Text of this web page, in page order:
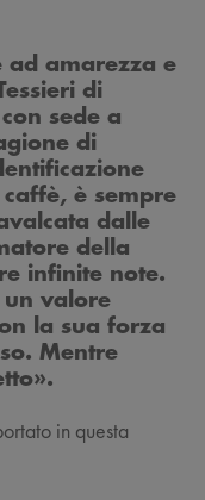
ad amarezza e
di
sede a
di
è sempre
dalle
della
infinite note.
un valore
la sua forza
Mentre
in questa